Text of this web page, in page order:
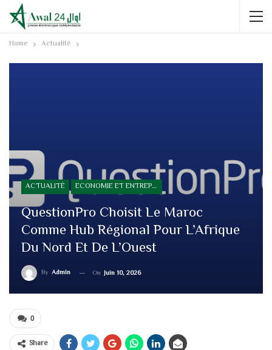
Home Actualité
ACTUALITÉ ECONOMIE ET ENTREPRISE
QuestionPro Choisit Le Maroc
Comme Hub Régional Pour L’Afrique
Du Nord Et De L’Ouest
By Admin On Juin 10, 2026
0
Share